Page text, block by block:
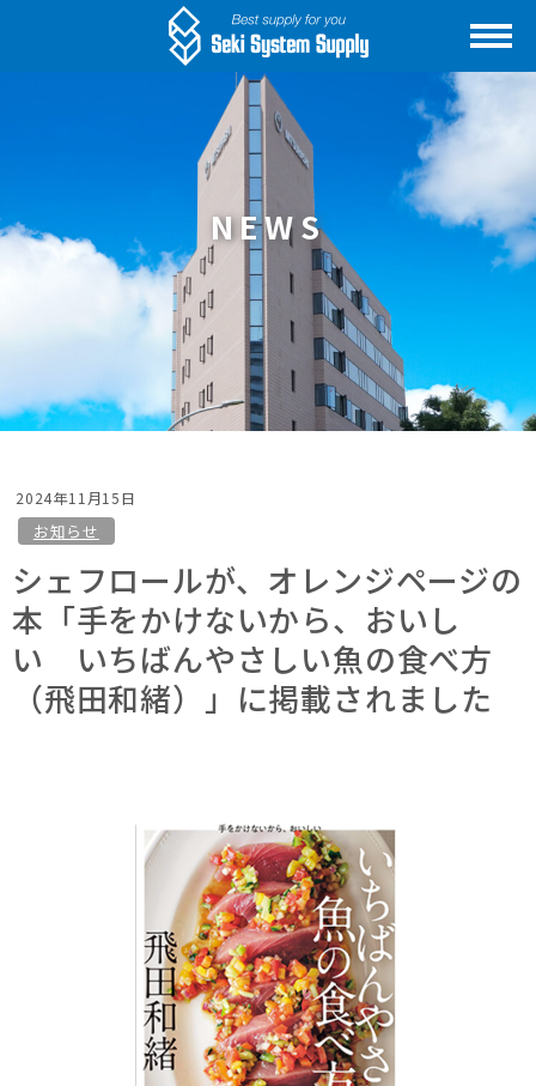
NEWS
2024年11月15日
お知らせ
シェフロールが、オレンジページの
本「手をかけないから、おいし
い いちばんやさしい魚の食べ方
（飛田和緒）」に掲載されました